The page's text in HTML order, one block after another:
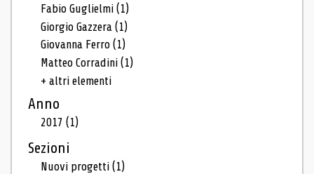
Fabio Guglielmi(1)
Giorgio Gazzera(1)
Giovanna Ferro(1)
Matteo Corradini(1)
+ altri elementi
Anno
2017(1)
Sezioni
Nuovi progetti(1)